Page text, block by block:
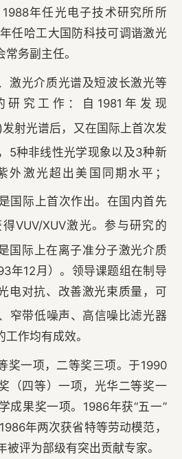
年任光电子技术研究所所
任哈工大国防科技可调谐激光
务副主任。
激光介质光谱及短波长激光等
研究工作：自1981年发现
射光谱后，又在国际上首次发
5种非线性光学现象以及3种新
外激光超出美国同期水平；
国际上首次作出。在国内首先
VUV/XUV激光。参与研究的
国际上在离子准分子激光介质
年12月）。领导课题组在制导
电对抗、改善激光束质量，可
窄带低噪声、高信噪比滤光器
作均有成效。
奖一项，二等奖三项。于1990
（四等）一项，光华二等奖一
成果奖一项。1986年获“五一”
年两次获省特等劳动模范，
被评为部级有突出贡献专家。